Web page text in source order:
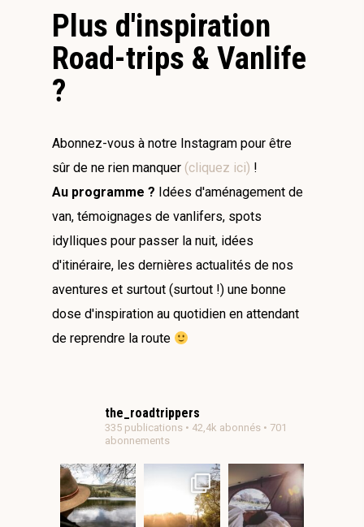
Plus d'inspiration
Road-trips & Vanlife
?
Abonnez-vous à notre Instagram pour être
sûr de ne rien manquer (cliquez ici) !
Au programme ? Idées d'aménagement de
van, témoignages de vanlifers, spots
idylliques pour passer la nuit, idées
d'itinéraire, les dernières actualités de nos
aventures et surtout (surtout !) une bonne
dose d'inspiration au quotidien en attendant
de reprendre la route
the_roadtrippers
335 publications • 42,4k abonnés • 701
abonnements